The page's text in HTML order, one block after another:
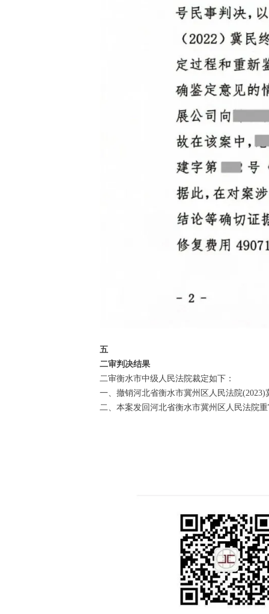
五
二审判决结果
二审衡水市中级人民法院裁定如下：
一、撤销河北省衡水市冀州区人民法院
二、本案发回河北省衡水市冀州区人民法院